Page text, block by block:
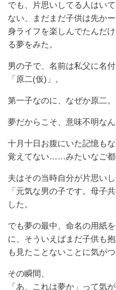
でも、片思いしてる人はい
ない、まだまだ子供は先か
身ライフを楽しんでたんだ
る夢をみた。
男の子で、名前は私父に名
「原二(仮)」。
第一子なのに、なぜか原二。
夢だからこそ、意味不明なん
十月十日お腹にいた記憶も
覚えてない……みたいなご都
夫はその当時自分が片思い
「元気な男の子です。母子
した。
でも夢の最中、命名の用紙
に、そういえばまだ子供も
も見たことないことに気がつ
その瞬間、
「あ、これは夢か」って気